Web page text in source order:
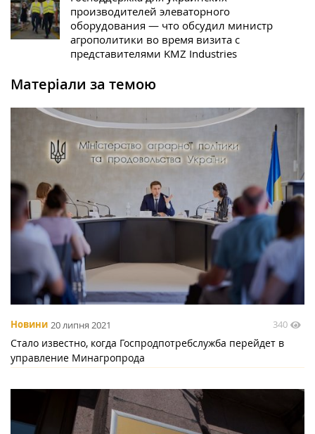
производителей элеваторного
оборудования — что обсудил министр
агрополитики во время визита с
представителями KMZ Industries
Матеріали за темою
Новини 20 липня 2021 340
Стало известно, когда Госпродпотребслужба перейдет в
управление Минагропрода